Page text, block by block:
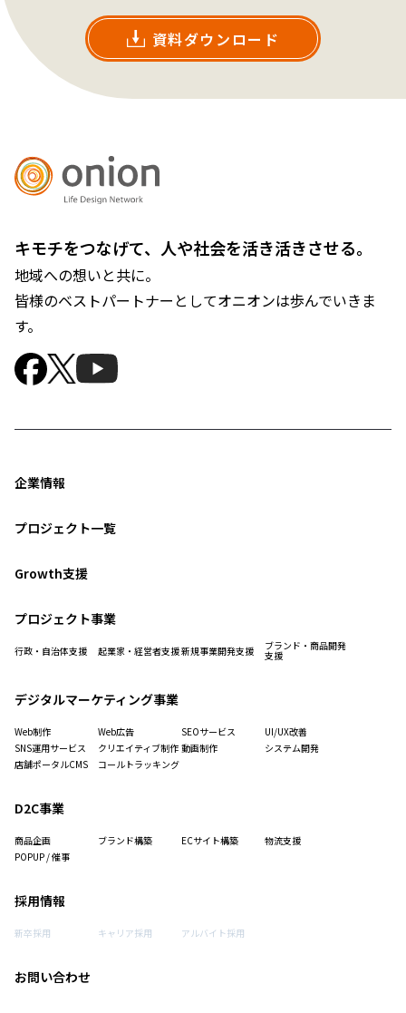
資料ダウンロード
キモチをつなげて、人や社会を活き活きさせる。
地域への想いと共に。
皆様のベストパートナーとしてオニオンは歩んでいきま
す。
企業情報
プロジェクト一覧
Growth支援
プロジェクト事業
行政・自治体支援 起業家・経営者支援新規事業開発支援 ブランド・商品開発
支援
デジタルマーケティング事業
Web制作 Web広告 SEOサービス
UI/UX改善
SNS運用サービス
クリエイティブ制作 動画制作
システム開発
店舗ポータルCMS
コールトラッキング
D2C事業
商品企画 ブランド構築 ECサイト構築
物流支援
POPUP / 催事
採用情報
新卒採用 キャリア採用 アルバイト採用
お問い合わせ